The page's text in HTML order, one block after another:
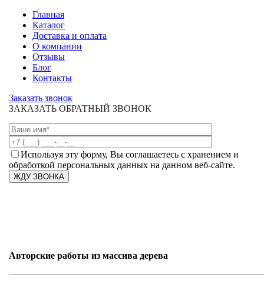
Главная
Каталог
Доставка и оплата
О компании
Отзывы
Блог
Контакты
Заказать звонок
ЗАКАЗАТЬ ОБРАТНЫЙ ЗВОНОК
Используя эту форму, Вы соглашаетесь с хранением и
обработкой персональных данных на данном веб-сайте.
Авторские работы из массива дерева